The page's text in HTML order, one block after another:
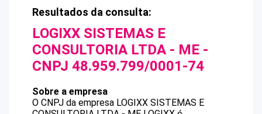
Resultados da consulta:
LOGIXX SISTEMAS E
CONSULTORIA LTDA - ME -
CNPJ 48.959.799/0001-74
Sobre a empresa
O CNPJ da empresa LOGIXX SISTEMAS E